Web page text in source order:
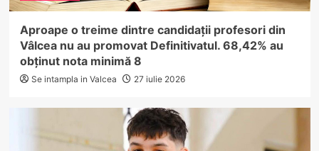
Aproape o treime dintre candidații profesori din
Vâlcea nu au promovat Definitivatul. 68,42% au
obținut nota minimă 8
Se intampla in Valcea 27 iulie 2026